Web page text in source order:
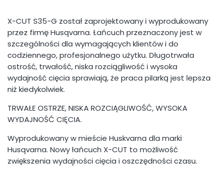
X-CUT S35-G został zaprojektowany i wyprodukowany
przez firmę Husqvarna. Łańcuch przeznaczony jest w
szczególności dla wymagających klientów i do
codziennego, profesjonalnego użytku. Długotrwała
ostrość, trwałość, niska rozciągliwość i wysoka
wydajność cięcia sprawiają, że praca pilarką jest lepsza
niż kiedykolwiek.
TRWAŁE OSTRZE, NISKA ROZCIĄGLIWOŚĆ, WYSOKA
WYDAJNOŚĆ CIĘCIA.
Wyprodukowany w mieście Huskvarna dla marki
Husqvarna. Nowy łańcuch X-CUT to możliwość
zwiększenia wydajności cięcia i oszczędności czasu.